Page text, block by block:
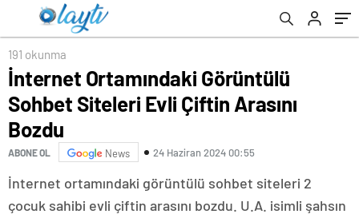
191 okunma
İnternet Ortamındaki Görüntülü
Sohbet Siteleri Evli Çiftin Arasını
Bozdu
ABONE OL News 24 Haziran 2024 00:55
İnternet ortamındaki görüntülü sohbet siteleri 2
çocuk sahibi evli çiftin arasını bozdu. U.A. isimli şahsın